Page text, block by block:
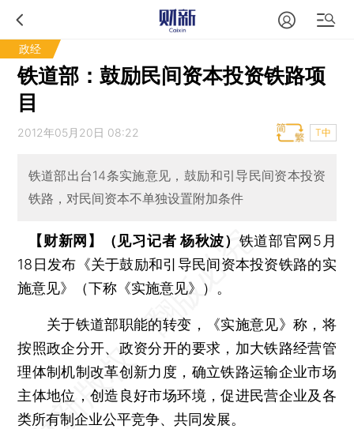
政经
铁道部：鼓励民间资本投资铁路项
目
2012年05月20日 08:22 T中
铁道部出台14条实施意见，鼓励和引导民间资本投资
铁路，对民间资本不单独设置附加条件
【财新网】（见习记者 杨秋波） 铁道部官网5月
18日发布《关于鼓励和引导民间资本投资铁路的实
施意见》（下称《实施意见》）。
关于铁道部职能的转变，《实施意见》称，将
按照政企分开、政资分开的要求，加大铁路经营管
理体制机制改革创新力度，确立铁路运输企业市场
主体地位，创造良好市场环境，促进民营企业及各
类所有制企业公平竞争、共同发展。